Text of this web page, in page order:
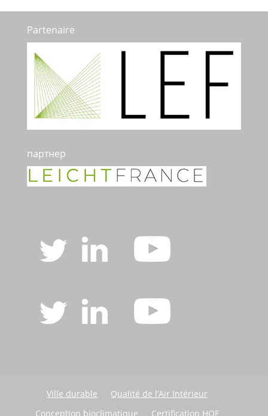
Partenaire
партнер
Ville durable
Qualité de l’Air Intérieur
Conception bioclimatique
Certification HQE